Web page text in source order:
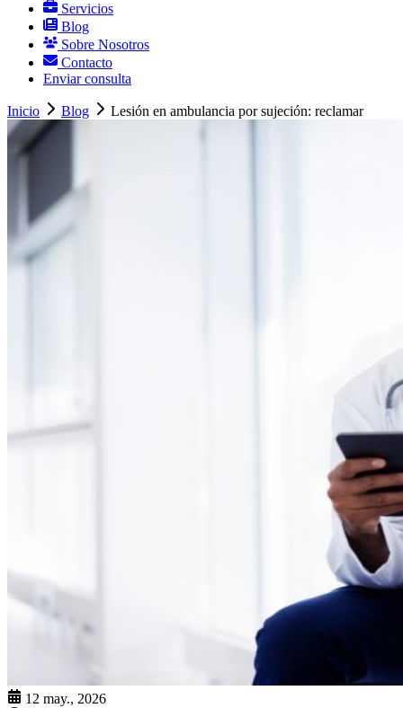
Servicios
Blog
Sobre Nosotros
Contacto
Enviar consulta
Inicio Blog Lesión en ambulancia por sujeción: reclamar
12 may., 2026